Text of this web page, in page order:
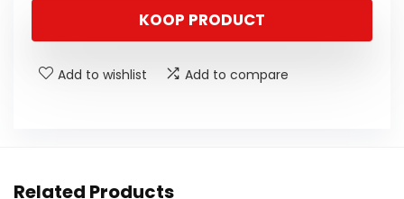
KOOP PRODUCT
Add to wishlist Add to compare
Related Products